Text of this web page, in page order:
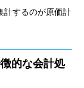
計するのが原価計
的な会計処